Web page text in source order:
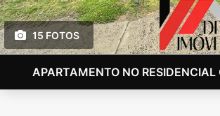
15 FOTOS
APARTAMENTO NO